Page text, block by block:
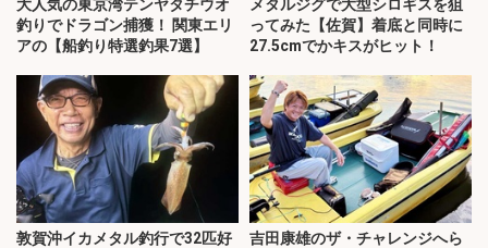
大人気の東京湾テンヤタチウオ
釣りでドラゴン捕獲！ 関東エリ
アの【船釣り特選釣果7選】
メタルジグで大型シロギスを狙
ってみた【佐賀】着底と同時に
27.5cmでかキスがヒット！
敦賀沖イカメタル釣行で32匹好
吉田康雄のザ・チャレンジへら